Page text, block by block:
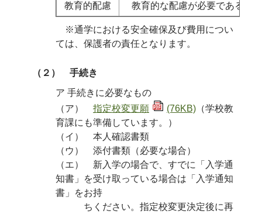
教育的配慮 教育的な配慮が必要であると
※通学における安全確保及び費用につい
ては、保護者の責任となります。
（２） 手続き
ア 手続きに必要なもの
（ア） 指定校変更願 (76KB) （学校教
育課にも準備しています。）
（イ） 本人確認書類
（ウ） 添付書類（必要な場合）
（エ） 新入学の場合で、すでに「入学通
知書」を受け取っている場合は「入学通知
書」をお持
ちください。指定校変更決定後に再